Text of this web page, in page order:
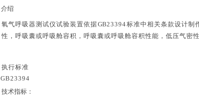
介绍
氧气呼吸器测试仪试验装置依据GB23394标准中相关条款设计制
性 ，呼吸囊或呼吸舱容积，呼吸囊或呼吸舱容积性能，低压气密性
执行标准
GB23394
技术指标：